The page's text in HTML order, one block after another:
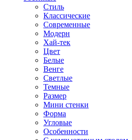
Стиль
Классические
Современные
Модерн
Хай-тек
Цвет
Белые
Венге
Светлые
Темные
Размер
Мини стенки
Форма
Угловые
Особенности